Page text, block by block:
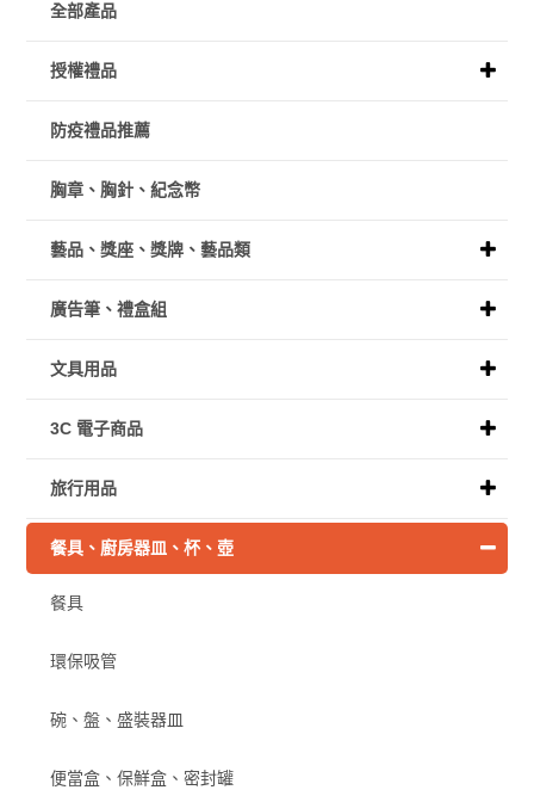
全部產品
授權禮品
防疫禮品推薦
胸章、胸針、紀念幣
藝品、獎座、獎牌、藝品類
廣告筆、禮盒組
文具用品
3C 電子商品
旅行用品
餐具、廚房器皿、杯、壺
餐具
環保吸管
碗、盤、盛裝器皿
便當盒、保鮮盒、密封罐